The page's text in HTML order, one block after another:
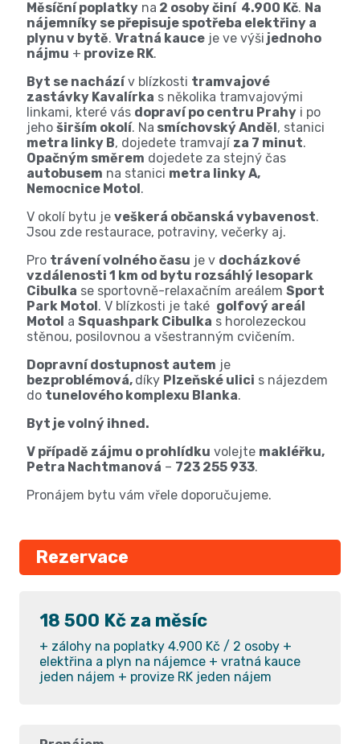
Měsíční poplatky na 2 osoby činí 4.900 Kč. Na
nájemníky se přepisuje spotřeba elektřiny a
plynu v bytě. Vratná kauce je ve výši jednoho
nájmu + provize RK.
Byt se nacházív blízkosti tramvajové
zastávky Kavalírka s několika tramvajovými
linkami, které vás dopraví po centru Prahy i po
jeho širším okolí. Na smíchovský Anděl, stanici
metra linky B, dojedete tramvají za 7 minut.
Opačným směrem dojedete za stejný čas
autobusem na stanici metra linky A,
Nemocnice Motol.
V okolí bytu je veškerá občanská vybavenost.
Jsou zde restaurace, potraviny, večerky aj.
Pro trávení volného času je v docházkové
vzdálenosti 1 km od bytu rozsáhlý lesopark
Cibulka se sportovně-relaxačním areálem Sport
Park Motol. V blízkosti je také golfový areál
Motol a Squashpark Cibulka s horolezeckou
stěnou, posilovnou a všestranným cvičením.
Dopravní dostupnost autem je
bezproblémová, díky Plzeňské ulici s nájezdem
do tunelového komplexu Blanka.
Byt je volný ihned.
V případě zájmu o prohlídku volejte makléřku,
Petra Nachtmanová – 723 255 933.
Pronájem bytu vám vřele doporučujeme.
Rezervace
18 500 Kč za měsíc
+ zálohy na poplatky 4.900 Kč / 2 osoby +
elektřina a plyn na nájemce + vratná kauce
jeden nájem + provize RK jeden nájem